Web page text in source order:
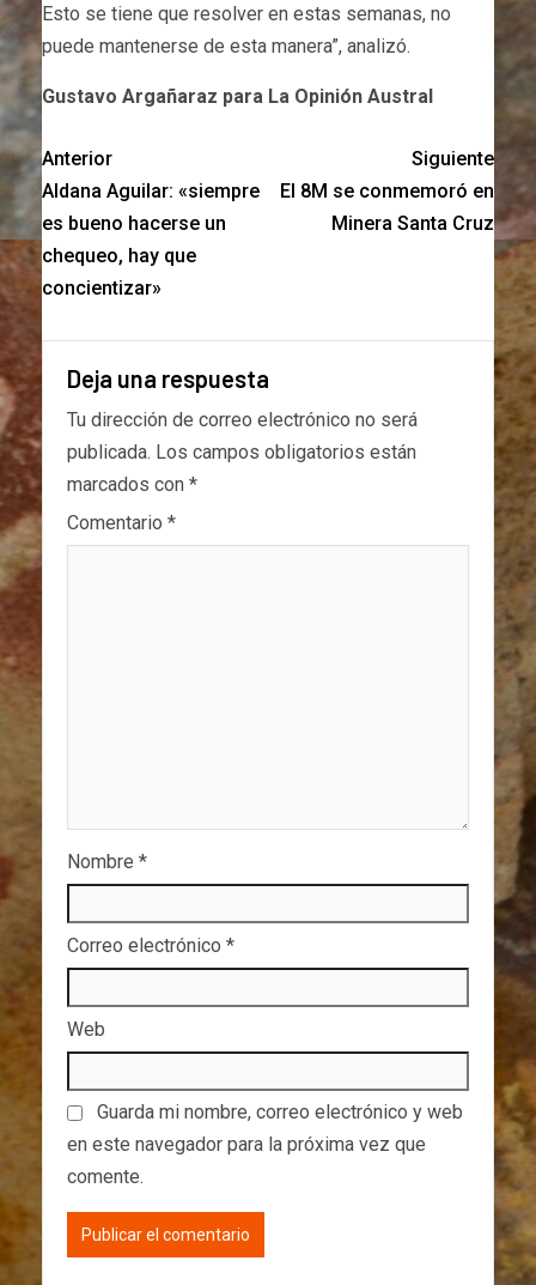
Esto se tiene que resolver en estas semanas, no
puede mantenerse de esta manera”, analizó.
Gustavo Argañaraz para La Opinión Austral
Anterior
Aldana Aguilar: «siempre
es bueno hacerse un
chequeo, hay que
concientizar»
Siguiente
El 8M se conmemoró en
Minera Santa Cruz
Deja una respuesta
Tu dirección de correo electrónico no será
publicada. Los campos obligatorios están
marcados con *
Comentario *
Nombre *
Correo electrónico *
Web
Guarda mi nombre, correo electrónico y web
en este navegador para la próxima vez que
comente.